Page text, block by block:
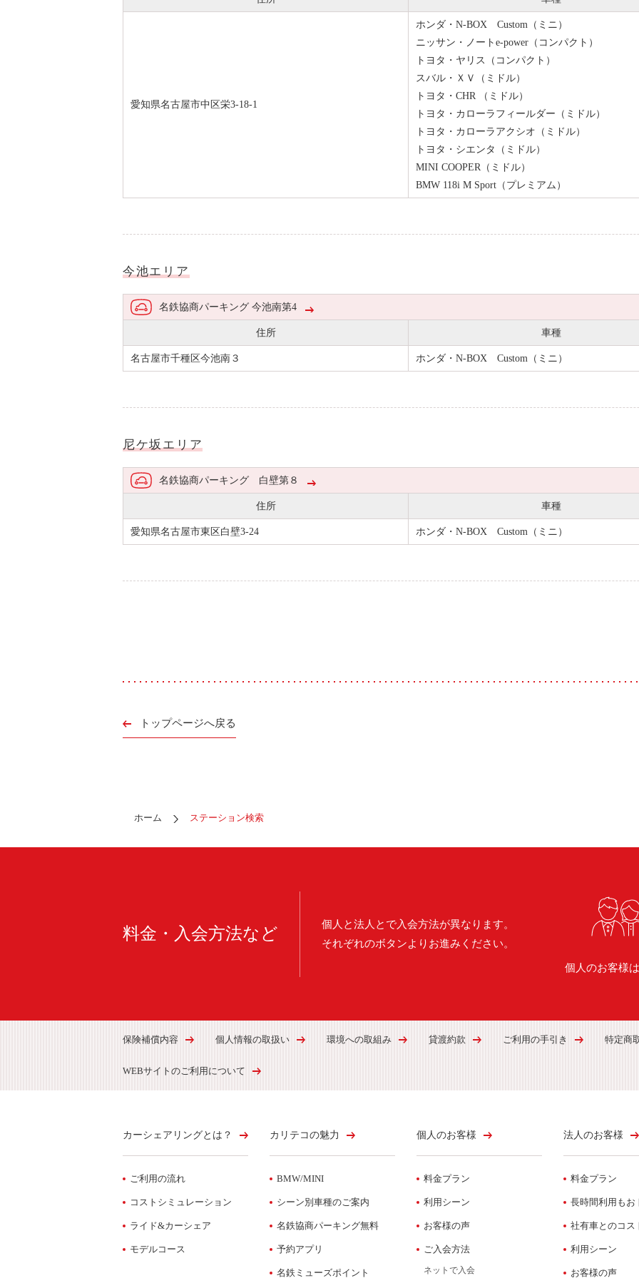
愛知県名古屋市中区栄3-18-1
ホンダ・N-BOX Custom（ミニ）
ニッサン・ノートe-power（コンパクト）
トヨタ・ヤリス（コンパクト）
スバル・ＸＶ（ミドル）
トヨタ・CHR （ミドル）
トヨタ・カローラフィールダー（ミドル）
トヨタ・カローラアクシオ（ミドル）
トヨタ・シエンタ（ミドル）
MINI COOPER（ミドル）
BMW 118i M Sport（プレミアム）
今池エリア
名鉄協商パーキング 今池南第4
住所 車種
名古屋市千種区今池南３ ホンダ・N-BOX Custom（ミニ）
尼ケ坂エリア
名鉄協商パーキング 白壁第８
住所 車種
愛知県名古屋市東区白壁3-24 ホンダ・N-BOX Custom（ミニ）
トップページへ戻る
ホーム ステーション検索
料金・入会方法など
個人と法人とで入会方法が異なります。
それぞれのボタンよりお進みください。
個人のお客様
保険補償内容 個人情報の取扱い 環境への取組み 貸渡約款 ご利用の手引き 特定商
WEBサイトのご利用について
カーシェアリングとは？
ご利用の流れ
コストシミュレーション
ライド&カーシェア
モデルコース
カリテコの魅力
BMW/MINI
シーン別車種のご案内
名鉄協商パーキング無料
予約アプリ
名鉄ミューズポイント
個人のお客様
料金プラン
利用シーン
お客様の声
ご入会方法
ネットで入会
法人のお客様
料金プラン
長時間利用もお
社有車とのコス
利用シーン
お客様の声